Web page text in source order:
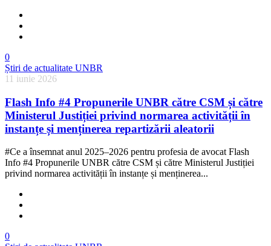
0
Știri de actualitate UNBR
11 iunie 2026
Flash Info #4 Propunerile UNBR către CSM și către
Ministerul Justiției privind normarea activității în
instanțe și menținerea repartizării aleatorii
#Ce a însemnat anul 2025–2026 pentru profesia de avocat Flash
Info #4 Propunerile UNBR către CSM și către Ministerul Justiției
privind normarea activității în instanțe și menținerea...
0